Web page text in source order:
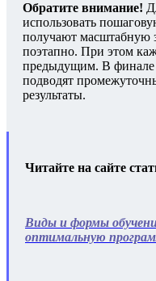
Обратите внимание!
использовать
получают масштабную
поэтапно. При этом
предыдущим. В финале
подводят
результаты.
Читайте на сайте
Виды и формы
оптимальную